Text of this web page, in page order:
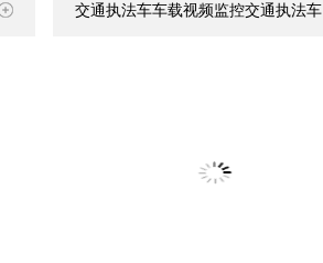
交通执法车车载视频监控交通执法车